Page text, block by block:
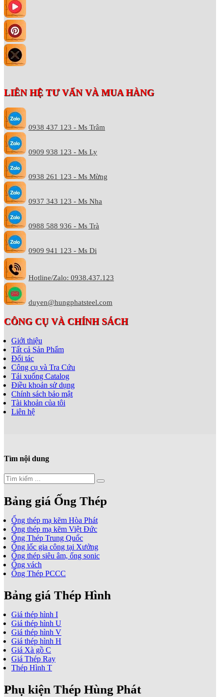
LIÊN HỆ TƯ VẤN VÀ MUA HÀNG
0938 437 123 - Ms Trâm
0909 938 123 - Ms Ly
0938 261 123 - Ms Mừng
0937 343 123 - Ms Nha
0988 588 936 - Ms Trà
0909 941 123 - Ms Di
Hotline/Zalo: 0938.437.123
duyen@hungphatsteel.com
CÔNG CỤ VÀ CHÍNH SÁCH
Giới thiệu
Tất cả Sản Phẩm
Đối tác
Công cụ và Tra Cứu
Tải xuống Catalog
Điều khoản sử dụng
Chính sách bảo mật
Tài khoản của tôi
Liên hệ
Tìm nội dung
Bảng giá Ống Thép
Ống thép mạ kẽm Hòa Phát
Ống thép mạ kẽm Việt Đức
Ống Thép Trung Quốc
Ống lốc gia công tại Xưởng
Ống thép siêu âm, ống sonic
Ống vách
Ống Thép PCCC
Bảng giá Thép Hình
Giá thép hình I
Giá thép hình U
Giá thép hình V
Giá thép hình H
Giá Xà gồ C
Giá Thép Ray
Thép Hình T
Phụ kiện Thép Hùng Phát